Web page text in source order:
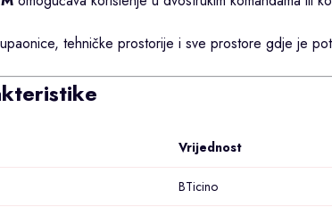
tehničke prostorije i sve prostore gdje je
Vrijednost
BTicino